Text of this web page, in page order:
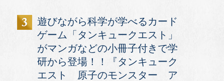
遊びながら科学が学べるカード
ゲーム「タンキュークエスト」
がマンガなどの小冊子付きで学
研から登場！！『タンキューク
エスト 原子のモンスター ア